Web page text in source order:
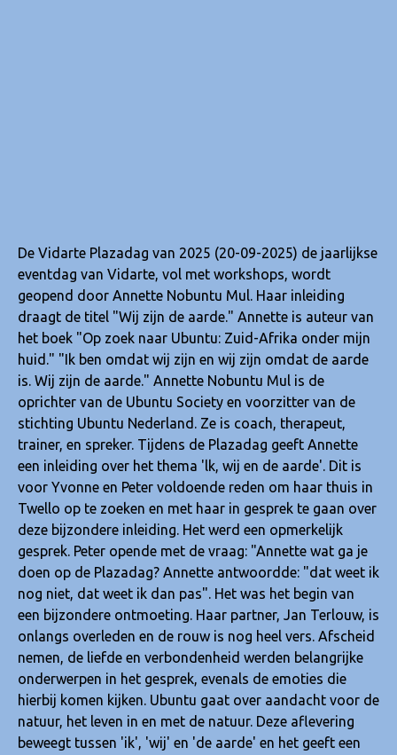
De Vidarte Plazadag van 2025 (20-09-2025) de jaarlijkse
eventdag van Vidarte, vol met workshops, wordt
geopend door Annette Nobuntu Mul. Haar inleiding
draagt de titel "Wij zijn de aarde." Annette is auteur van
het boek "Op zoek naar Ubuntu: Zuid-Afrika onder mijn
huid." "Ik ben omdat wij zijn en wij zijn omdat de aarde
is. Wij zijn de aarde." Annette Nobuntu Mul is de
oprichter van de Ubuntu Society en voorzitter van de
stichting Ubuntu Nederland. Ze is coach, therapeut,
trainer, en spreker. Tijdens de Plazadag geeft Annette
een inleiding over het thema 'lk, wij en de aarde'. Dit is
voor Yvonne en Peter voldoende reden om haar thuis in
Twello op te zoeken en met haar in gesprek te gaan over
deze bijzondere inleiding. Het werd een opmerkelijk
gesprek. Peter opende met de vraag: "Annette wat ga je
doen op de Plazadag? Annette antwoordde: "dat weet ik
nog niet, dat weet ik dan pas". Het was het begin van
een bijzondere ontmoeting. Haar partner, Jan Terlouw, is
onlangs overleden en de rouw is nog heel vers. Afscheid
nemen, de liefde en verbondenheid werden belangrijke
onderwerpen in het gesprek, evenals de emoties die
hierbij komen kijken. Ubuntu gaat over aandacht voor de
natuur, het leven in en met de natuur. Deze aflevering
beweegt tussen 'ik', 'wij' en 'de aarde' en het geeft een